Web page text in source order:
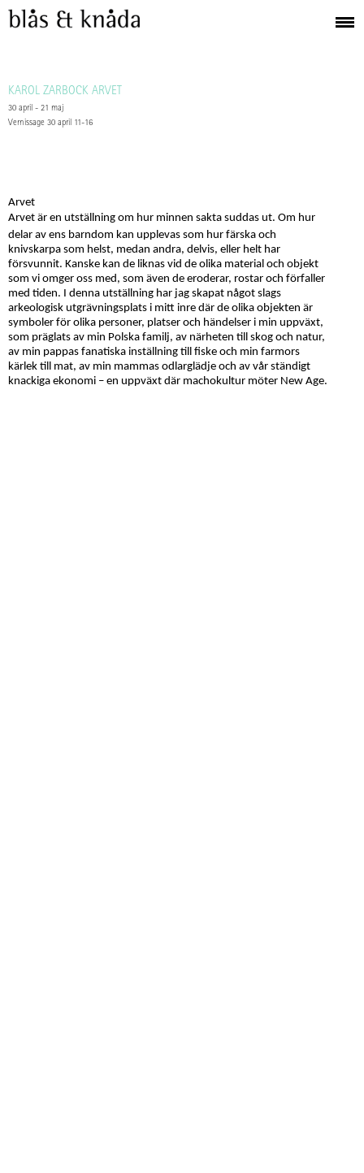
KAROL ZARBOCK ARVET
30 april - 21 maj
Vernissage 30 april 11-16
Arvet
Arvet är en utställning om hur minnen sakta suddas ut. Om hur
delar av ens barndom kan upplevas som hur färska och
knivskarpa som helst, medan andra, delvis, eller helt har
försvunnit. Kanske kan de liknas vid de olika material och objekt
som vi omger oss med, som även de eroderar, rostar och förfaller
med tiden. I denna utställning har jag skapat något slags
arkeologisk utgrävningsplats i mitt inre där de olika objekten är
symboler för olika personer, platser och händelser i min uppväxt,
som präglats av min Polska familj, av närheten till skog och natur,
av min pappas fanatiska inställning till fiske och min farmors
kärlek till mat, av min mammas odlarglädje och av vår ständigt
knackiga ekonomi – en uppväxt där machokultur möter New Age.